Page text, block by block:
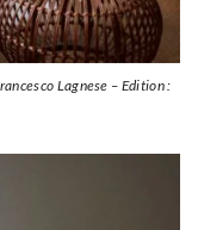
Lagnese – Edition :